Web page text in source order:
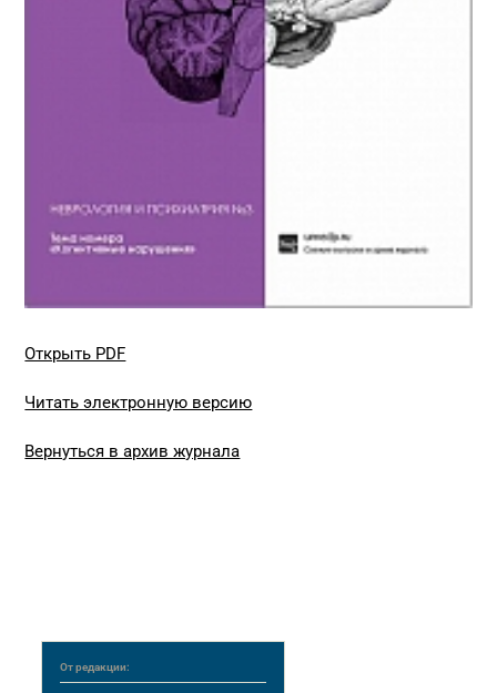
Открыть PDF
Читать электронную версию
Вернуться в архив журнала
От редакции: